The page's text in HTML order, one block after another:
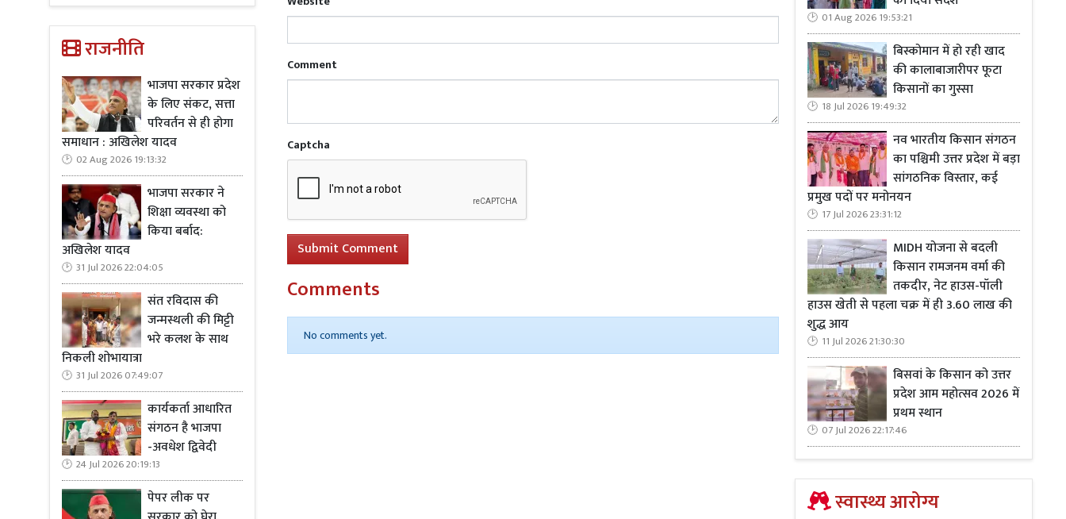
राजनीति
भाजपा सरकार प्रदेश
के लिए संकट, सत्ता
परिवर्तन से ही होगा
समाधान : अखिलेश यादव
02 Aug 2026 19:13:32
भाजपा सरकार ने
शिक्षा व्यवस्था को
किया बर्बाद:
अखिलेश यादव
31 Jul 2026 22:04:05
संत रविदास की
जन्मस्थली की मिट्टी
भरे कलश के साथ
निकली शोभायात्रा
31 Jul 2026 07:49:07
कार्यकर्ता आधारित
संगठन है भाजपा
-अवधेश द्विवेदी
24 Jul 2026 20:19:13
पेपर लीक पर
का पिछला हिस्सा बुरी तरह से क्षतिग्रस्त हो गया। हालांकि रेंजर सत्येंद्र सिंह और गाड़ी में सवार अन्य
जलकर हुआ राख।
Comment
Captcha
Submit Comment
Comments
No comments yet.
01 Aug 2026 19:53:21
बिस्कोमान में हो रही खाद
की कालाबाजारीपर फूटा
किसानों का गुस्सा
18 Jul 2026 19:49:32
नव भारतीय किसान संगठन
का पश्चिमी उत्तर प्रदेश में बड़ा
सांगठनिक विस्तार, कई
प्रमुख पदों पर मनोनयन
17 Jul 2026 23:31:12
MIDH योजना से बदली
किसान रामजनम वर्मा की
तकदीर, नेट हाउस-पॉली
हाउस खेती से पहला चक्र में ही 3.60 लाख की
शुद्ध आय
11 Jul 2026 21:30:30
बिसवां के किसान को उत्तर
प्रदेश आम महोत्सव 2026 में
प्रथम स्थान
07 Jul 2026 22:17:46
स्वास्थ्य आरोग्य